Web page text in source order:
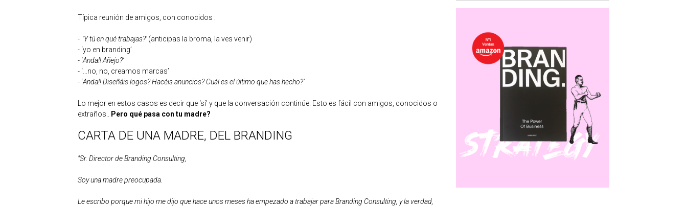
Típica reunión de amigos, con conocidos :
- ‘Y tú en qué trabajas?’(anticipas la broma, la ves venir)
- ‘yo en branding’
- ‘Anda!! Añejo?’
- ‘…no, no, creamos marcas’
- ‘Anda!! Diseñáis logos? Hacéis anuncios? Cuál es el último que has hecho?’
Lo mejor en estos casos es decir que ‘sí’ y que la conversación continúe. Esto es fácil con amigos, conocidos o
extraños.. Pero qué pasa con tu madre?
CARTA DE UNA MADRE, DEL BRANDING
"Sr. Director de Branding Consulting,
Soy una madre preocupada.
Le escribo porque mi hijo me dijo que hace unos meses ha empezado a trabajar para Branding Consulting, y la verdad,